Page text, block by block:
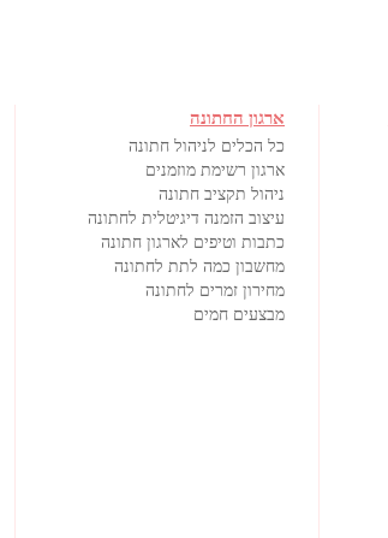
ארגון החתונה
כל הכלים לניהול חתונה
ארגון רשימת מוזמנים
ניהול תקציב חתונה
עיצוב הזמנה דיגיטלית לחתונה
כתבות וטיפים לארגון חתונה
מחשבון כמה לתת לחתונה
מחירון זמרים לחתונה
מבצעים חמים